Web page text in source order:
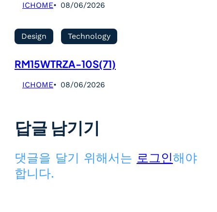
ICHOME 08/06/2026
Design Technology
RM15WTRZA-10S(71)
ICHOME 08/06/2026
답글 남기기
댓글을 달기 위해서는 로그인해야
합니다.